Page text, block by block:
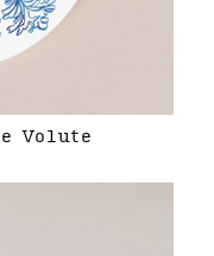
Volute